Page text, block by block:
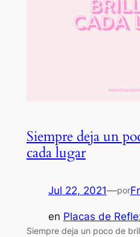
Siempre deja un
cada lugar
Jul 22, 2021—por
en Placas de
Siempre deja un poco de